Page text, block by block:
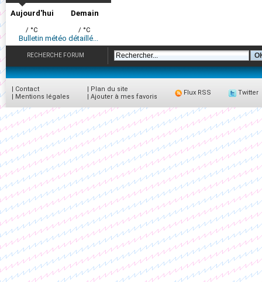
Aujourd'hui
/ °C
Demain
/ °C
Bulletin météo détaillé...
RECHERCHE FORUM
| Contact
| Mentions légales
| Plan du site
| Ajouter à mes favoris
Flux RSS Twitter